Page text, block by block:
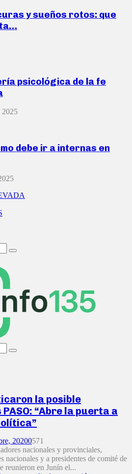
y sueños rotos: que
psicológica de la fe
2025
debe ir a internas en
Search
Search
la posible
“Abre la puerta a
20200571
nacionales y provinciales,
nacionales y a presidentes de comité de
reunieron en Junín el...